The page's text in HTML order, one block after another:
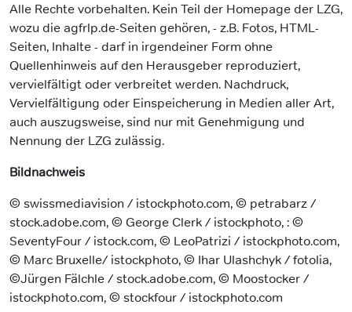
Alle Rechte vorbehalten. Kein Teil der Homepage der LZG,
wozu die agfrlp.de-Seiten gehören, - z.B. Fotos, HTML-
Seiten, Inhalte - darf in irgendeiner Form ohne
Quellenhinweis auf den Herausgeber reproduziert,
vervielfältigt oder verbreitet werden. Nachdruck,
Vervielfältigung oder Einspeicherung in Medien aller Art,
auch auszugsweise, sind nur mit Genehmigung und
Nennung der LZG zulässig.
Bildnachweis
© swissmediavision / istockphoto.com, © petrabarz /
stock.adobe.com, © George Clerk / istockphoto, : ©
SeventyFour / istock.com, © LeoPatrizi / istockphoto.com,
© Marc Bruxelle/ istockphoto, © Ihar Ulashchyk / fotolia,
©Jürgen Fälchle / stock.adobe.com, © Moostocker /
istockphoto.com, © stockfour / istockphoto.com